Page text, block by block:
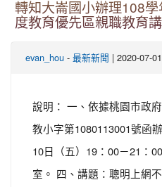
轉知大崙國小辦理108
度教育優先區親職教育
evan_hou - 最新新聞 | 2020-07-
說明： 一、依據桃園市政
教小字第1080113001號函
10日（五）19：00－21：
室。 四、講題：聰明上網